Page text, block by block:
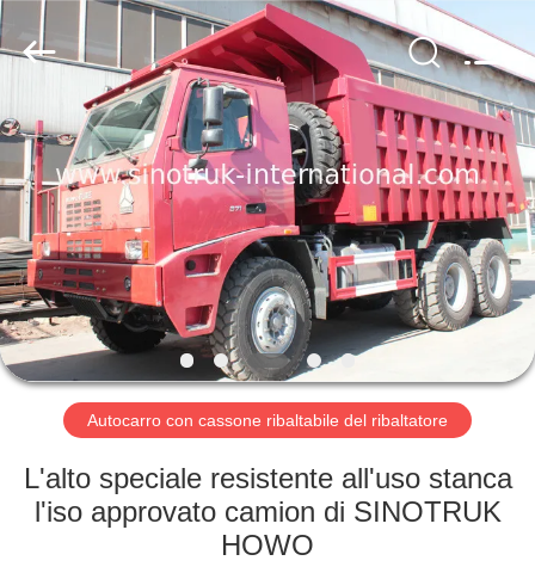
CASA.
PRODOTTI
SU
DI
NOI
VISITA
ALLA
FABBRICA
SINOTRUK
INTERNATIONAL
LTD..
Autocarro con cassone ribaltabile del ribaltatore
L'alto speciale resistente all'uso stanca
l'iso approvato camion di SINOTRUK
HOWO